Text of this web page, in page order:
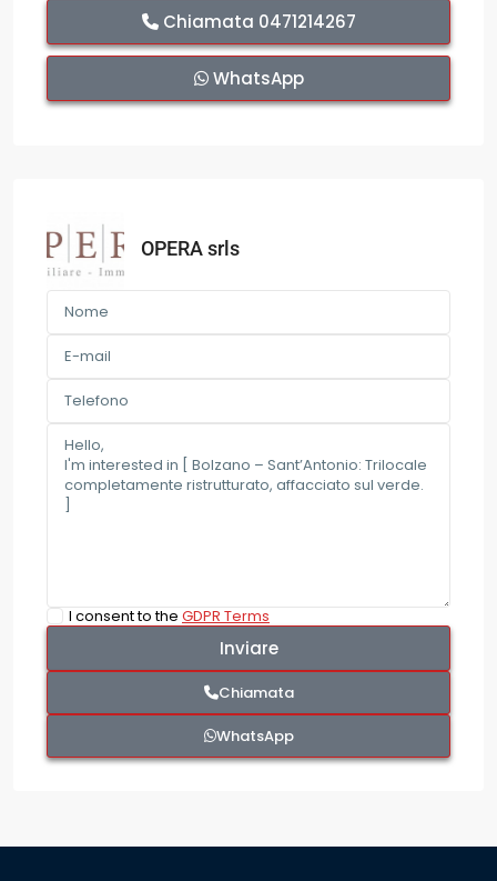
Chiamata 0471214267
WhatsApp
OPERA srls
I consent to the GDPR Terms
Chiamata
WhatsApp